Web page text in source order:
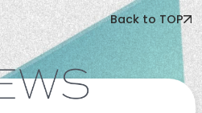
Back to TOP